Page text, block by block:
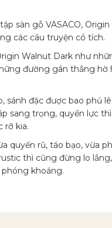
sàn gỗ VASACO,
các câu truyện cổ tích.
Walnut Dark như
đường gân thẳng
đặc được bao
sang trọng, quyền lực
rỡ kia.
quyến rũ, táo bạo, vừa
thì cũng đừng lo
khoáng.